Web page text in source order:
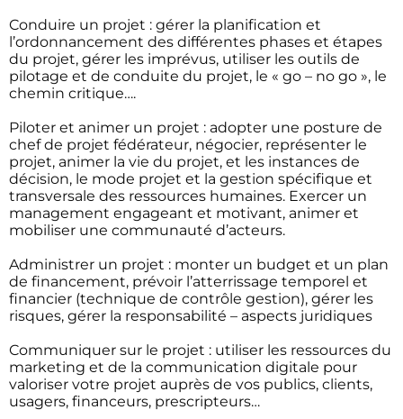
Conduire un projet : gérer la planification et
l’ordonnancement des différentes phases et étapes
du projet, gérer les imprévus, utiliser les outils de
pilotage et de conduite du projet, le « go – no go », le
chemin critique….
Piloter et animer un projet : adopter une posture de
chef de projet fédérateur, négocier, représenter le
projet, animer la vie du projet, et les instances de
décision, le mode projet et la gestion spécifique et
transversale des ressources humaines. Exercer un
management engageant et motivant, animer et
mobiliser une communauté d’acteurs.
Administrer un projet : monter un budget et un plan
de financement, prévoir l’atterrissage temporel et
financier (technique de contrôle gestion), gérer les
risques, gérer la responsabilité – aspects juridiques
Communiquer sur le projet : utiliser les ressources du
marketing et de la communication digitale pour
valoriser votre projet auprès de vos publics, clients,
usagers, financeurs, prescripteurs…